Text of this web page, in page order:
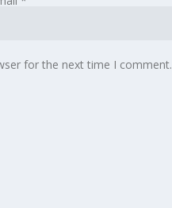
for the next time I comment.